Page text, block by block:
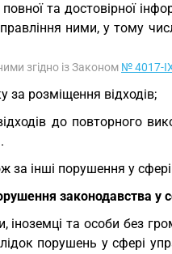
та достовірної
ними, у тому
згідно із Законом № 4017-
за розміщення відходів;
до повторного
інші порушення у
законодавства у
іноземці та особи без
порушень у сфері